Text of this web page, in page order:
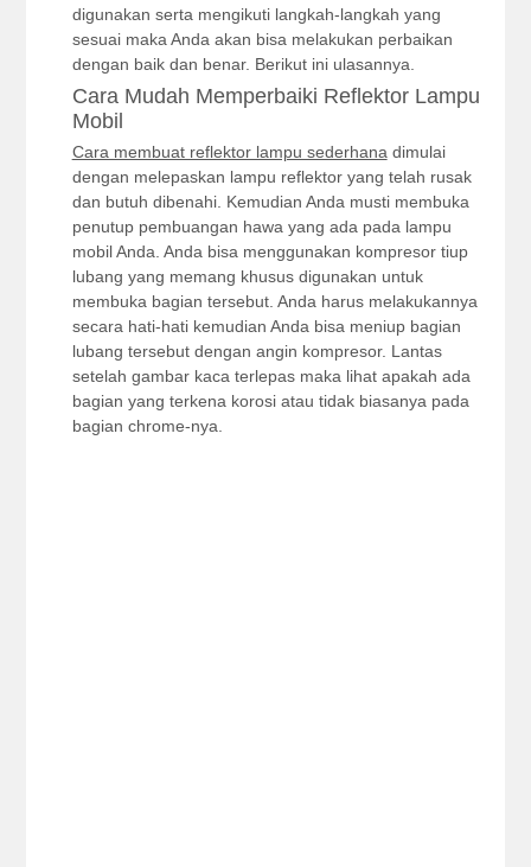
digunakan serta mengikuti langkah-langkah yang
sesuai maka Anda akan bisa melakukan perbaikan
dengan baik dan benar. Berikut ini ulasannya.
Cara Mudah Memperbaiki Reflektor Lampu
Mobil
Cara membuat reflektor lampu sederhana dimulai
dengan melepaskan lampu reflektor yang telah rusak
dan butuh dibenahi. Kemudian Anda musti membuka
penutup pembuangan hawa yang ada pada lampu
mobil Anda. Anda bisa menggunakan kompresor tiup
lubang yang memang khusus digunakan untuk
membuka bagian tersebut. Anda harus melakukannya
secara hati-hati kemudian Anda bisa meniup bagian
lubang tersebut dengan angin kompresor. Lantas
setelah gambar kaca terlepas maka lihat apakah ada
bagian yang terkena korosi atau tidak biasanya pada
bagian chrome-nya.